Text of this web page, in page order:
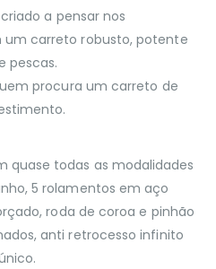
a pensar nos
carreto robusto, potente
pescas.
procura um carreto de
quase todas as modalidades
5 rolamentos em aço
roda de coroa e pinhão
anti retrocesso infinito